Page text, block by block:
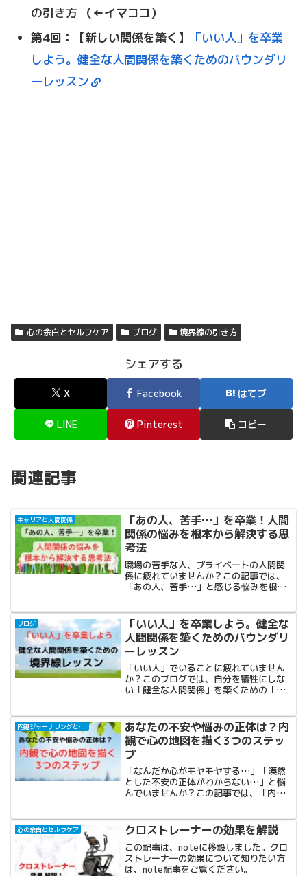
の引き方
（←イマココ）
第4回：【新しい関係を築く】
「いい人」を卒業
しよう。健全な人間関係を築くためのバウンダリ
ーレッスン
心の余白とセルフケア ブログ 境界線の引き方
シェアする
X Facebook はてブ
LINE Pinterest コピー
関連記事
キャリアと人間関係
「あの人、苦手…」を卒業！人間
関係の悩みを根本から解決する思
考法
職場の苦手な人、プライベートの人間関
係に疲れていませんか？この記事では、
「あの人、苦手…」と感じる悩みを根本
つのアプローチを学び、あなたらしいコ
ミュニケーションを見つけましょう。
ブログ
「いい人」を卒業しよう。健全な
人間関係を築くためのバウンダリ
ーレッスン
「いい人」でいることに疲れていません
か？このブログでは、自分を犠牲にしな
い「健全な人間関係」を築くための「バ
トを見つけましょう。
内観ジャーナリングと自己対話
あなたの不安や悩みの正体は？内
観で心の地図を描く3つのステッ
プ
「なんだか心がモヤモヤする…」「漠然
とした不安の正体がわからない…」と悩
んでいませんか？この記事では、「内
や悩みを根本から解決するための具体的
なヒントをお伝えします。
心の余白とセルフケア クロストレーナーの効果を解説
この記事は、noteに移設しました。クロ
ストレーナ―の効果について知りたい方
は、note記事をご覧ください。